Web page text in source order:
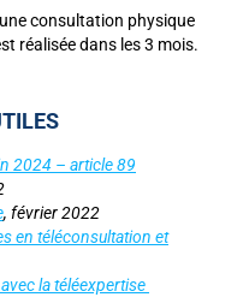
consultation physique
réalisée dans les 3 mois.
2024 – article 89
, février 2022
en téléconsultation et
la téléexpertise